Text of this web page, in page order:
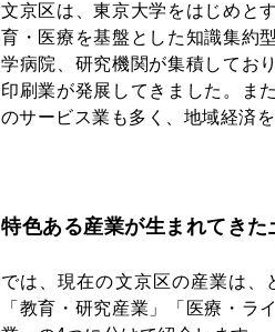
文京区は、東京大学をはじめと
育・医療を基盤とした知識集約
学病院、研究機関が集積してお
印刷業が発展してきました。ま
のサービス業も多く、地域経済
特色ある産業が生まれてきた
では、現在の文京区の産業は、
「教育・研究産業」「医療・